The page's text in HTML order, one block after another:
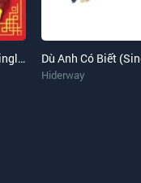
khó gần.
em đâu có cần.
Thì Thầm Mùa Xuân (Remix Single) Dù Anh Có Biết
Hiderway